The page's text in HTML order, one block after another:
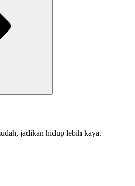
jadikan hidup lebih kaya.